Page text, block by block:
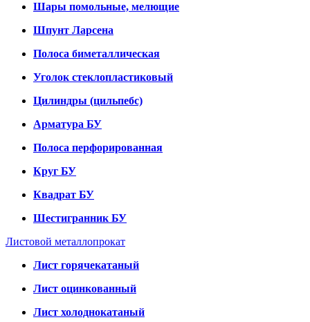
Шары помольные, мелющие
Шпунт Ларсена
Полоса биметаллическая
Уголок стеклопластиковый
Цилиндры (цильпебс)
Арматура БУ
Полоса перфорированная
Круг БУ
Квадрат БУ
Шестигранник БУ
Листовой металлопрокат
Лист горячекатаный
Лист оцинкованный
Лист холоднокатаный